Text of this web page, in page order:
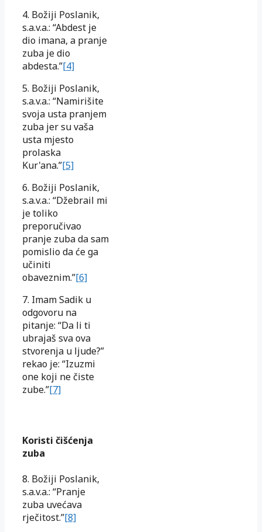
4. Božiji Poslanik,
s.a.v.a.: “Abdest je
dio imana, a pranje
zuba je dio
abdesta.”[4]
5. Božiji Poslanik,
s.a.v.a.: “Namirišite
svoja usta pranjem
zuba jer su vaša
usta mjesto
prolaska
Kur'ana.”[5]
6. Božiji Poslanik,
s.a.v.a.: “Džebrail mi
je toliko
preporučivao
pranje zuba da sam
pomislio da će ga
učiniti
obaveznim.”[6]
7. Imam Sadik u
odgovoru na
pitanje: “Da li ti
ubrajaš sva ova
stvorenja u ljude?”
rekao je: “Izuzmi
one koji ne čiste
zube.”[7]
Koristi čišćenja
zuba
8. Božiji Poslanik,
s.a.v.a.: “Pranje
zuba uvećava
rječitost.”[8]